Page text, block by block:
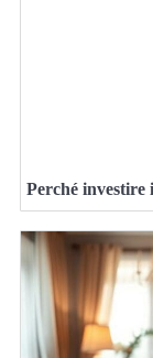
Perché investire